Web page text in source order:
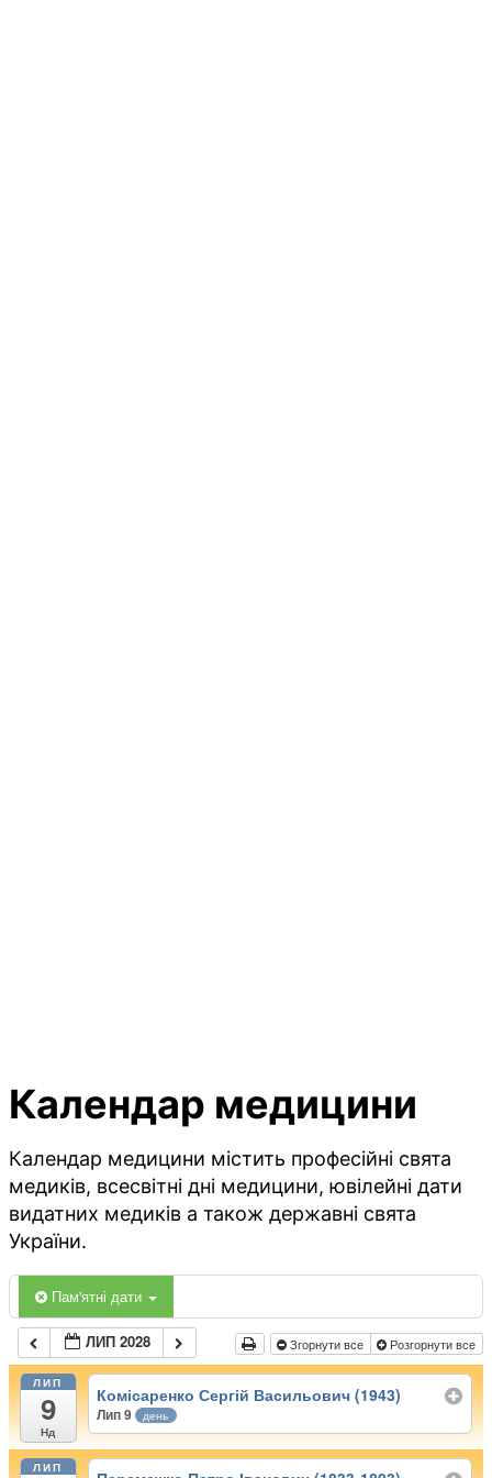
Календар медицини
Календар медицини містить професійні свята
медиків, всесвітні дні медицини, ювілейні дати
видатних медиків а також державні свята
України.
Пам'ятні дати
ЛИП 2028 Згорнути все Розгорнути все
ЛИП
9
Нд
Комісаренко Сергій Васильович (1943)
Лип 9 день
ЛИП